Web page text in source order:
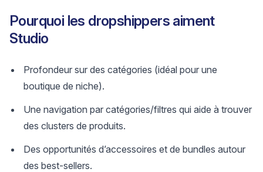
Pourquoi les dropshippers aiment
Studio
Profondeur sur des catégories (idéal pour une
boutique de niche).
Une navigation par catégories/filtres qui aide à trouver
des clusters de produits.
Des opportunités d’accessoires et de bundles autour
des best-sellers.